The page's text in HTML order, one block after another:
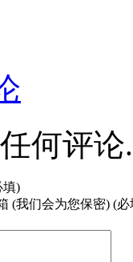
何评论.
填)
(我们会为您保密) (必